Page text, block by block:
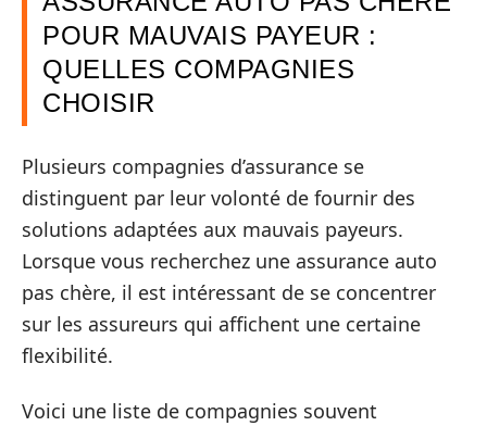
POUR MAUVAIS PAYEUR :
QUELLES COMPAGNIES
CHOISIR
Plusieurs compagnies d’assurance se
distinguent par leur volonté de fournir des
solutions adaptées aux mauvais payeurs.
Lorsque vous recherchez une assurance auto
pas chère, il est intéressant de se concentrer
sur les assureurs qui affichent une certaine
flexibilité.
Voici une liste de compagnies souvent